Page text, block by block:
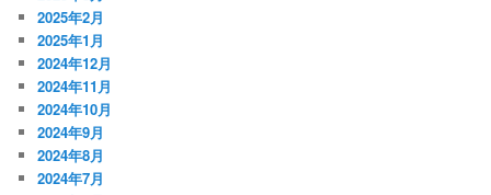
2025年2月
2025年1月
2024年12月
2024年11月
2024年10月
2024年9月
2024年8月
2024年7月